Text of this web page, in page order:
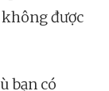
được
bạn có